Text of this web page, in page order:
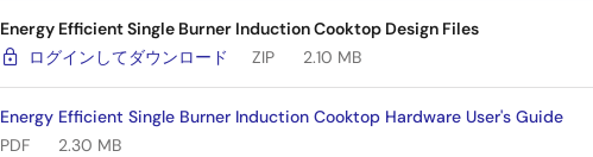
Energy Efficient Single Burner Induction Cooktop Design Files
ログインしてダウンロード
ZIP 2.10 MB
Energy Efficient Single Burner Induction Cooktop Hardware User's Guide
PDF
2.30 MB